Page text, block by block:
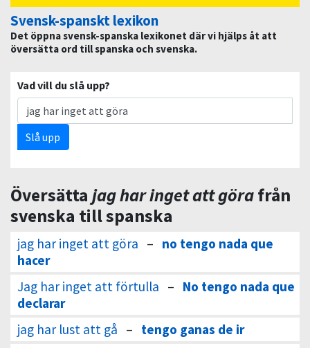
Svensk-spanskt lexikon
Det öppna svensk-spanska lexikonet där vi hjälps åt att
översätta ord till spanska och svenska.
Vad vill du slå upp?
Slå upp
Översätta jag har inget att görafrån
svenska till spanska
jag har inget att göra – no tengo nada que
hacer
Jag har inget att förtulla – No tengo nada que
declarar
jag har lust att gå – tengo ganas de ir